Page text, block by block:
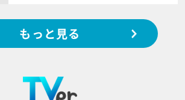
もっと見る